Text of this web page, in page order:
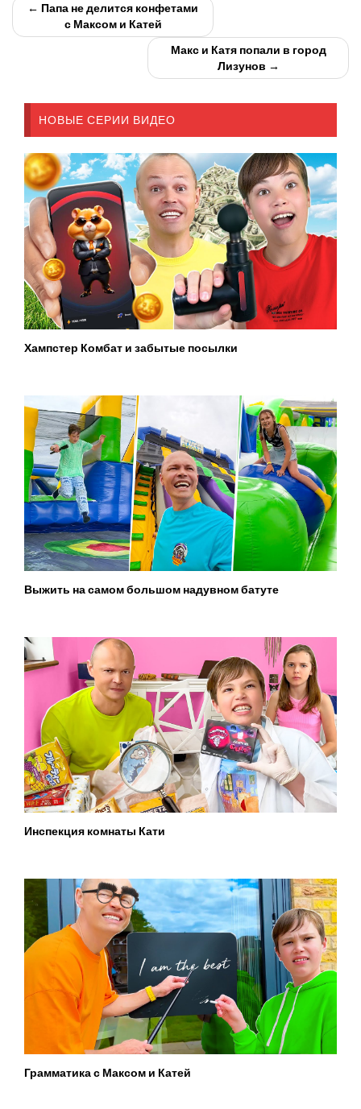
← Папа не делится конфетами
с Максом и Катей
Макс и Катя попали в город
Лизунов →
НОВЫЕ СЕРИИ ВИДЕО
Хампстер Комбат и забытые посылки
Выжить на самом большом надувном батуте
Инспекция комнаты Кати
Грамматика с Максом и Катей